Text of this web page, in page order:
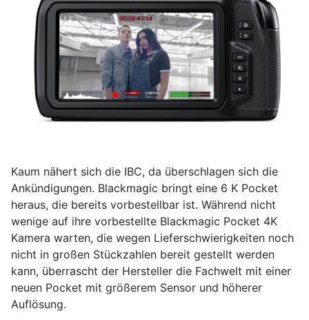
Kaum nähert sich die IBC, da überschlagen sich die
Ankündigungen. Blackmagic bringt eine 6 K Pocket
heraus, die bereits vorbestellbar ist. Während nicht
wenige auf ihre vorbestellte Blackmagic Pocket 4K
Kamera warten, die wegen Lieferschwierigkeiten noch
nicht in großen Stückzahlen bereit gestellt werden
kann, überrascht der Hersteller die Fachwelt mit einer
neuen Pocket mit größerem Sensor und höherer
Auflösung.